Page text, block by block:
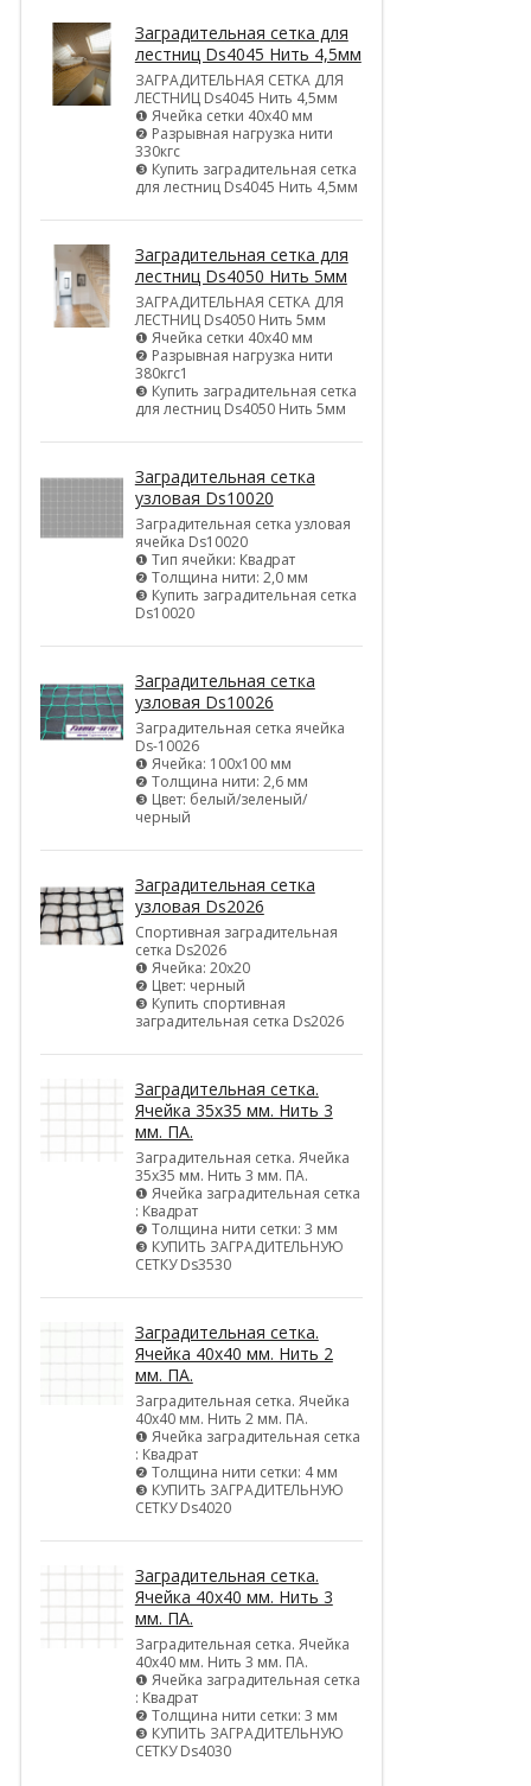
Заградительная сетка для
лестниц Ds4045 Нить 4,5мм
ЗАГРАДИТЕЛЬНАЯ СЕТКА ДЛЯ
ЛЕСТНИЦ Ds4045 Нить 4,5мм
❶ Ячейка сетки 40х40 мм
❷ Разрывная нагрузка нити
330кгс
❸ Купить заградительная сетка
для лестниц Ds4045 Нить 4,5мм
Заградительная сетка для
лестниц Ds4050 Нить 5мм
ЗАГРАДИТЕЛЬНАЯ СЕТКА ДЛЯ
ЛЕСТНИЦ Ds4050 Нить 5мм
❶ Ячейка сетки 40х40 мм
❷ Разрывная нагрузка нити
380кгс1
❸ Купить заградительная сетка
для лестниц Ds4050 Нить 5мм
Заградительная сетка
узловая Ds10020
Заградительная сетка узловая
ячейка Ds10020
❶ Тип ячейки: Квадрат
❷ Толщина нити: 2,0 мм
❸ Купить заградительная сетка
Ds10020
Заградительная сетка
узловая Ds10026
Заградительная сетка ячейка
Ds-10026
❶ Ячейка: 100х100 мм
❷ Толщина нити: 2,6 мм
❸ Цвет: белый/зеленый/
черный
Заградительная сетка
узловая Ds2026
Спортивная заградительная
сетка Ds2026
❶ Ячейка: 20х20
❷ Цвет: черный
❸ Купить спортивная
заградительная сетка Ds2026
Заградительная сетка.
Ячейка 35х35 мм. Нить 3
мм. ПА.
Заградительная сетка. Ячейка
35х35 мм. Нить 3 мм. ПА.
❶ Ячейка заградительная сетка
: Квадрат
❷ Толщина нити сетки: 3 мм
❸ КУПИТЬ ЗАГРАДИТЕЛЬНУЮ
СЕТКУ Ds3530
Заградительная сетка.
Ячейка 40х40 мм. Нить 2
мм. ПА.
Заградительная сетка. Ячейка
40х40 мм. Нить 2 мм. ПА.
❶ Ячейка заградительная сетка
: Квадрат
❷ Толщина нити сетки: 4 мм
❸ КУПИТЬ ЗАГРАДИТЕЛЬНУЮ
СЕТКУ Ds4020
Заградительная сетка.
Ячейка 40х40 мм. Нить 3
мм. ПА.
Заградительная сетка. Ячейка
40х40 мм. Нить 3 мм. ПА.
❶ Ячейка заградительная сетка
: Квадрат
❷ Толщина нити сетки: 3 мм
❸ КУПИТЬ ЗАГРАДИТЕЛЬНУЮ
СЕТКУ Ds4030